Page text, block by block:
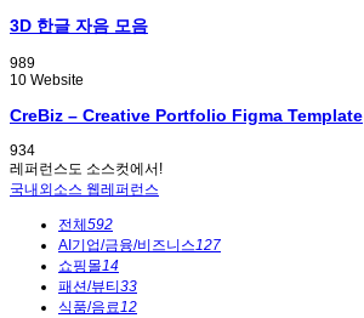
3D 한글 자음 모음
989
10 Website
CreBiz – Creative Portfolio Figma Template
934
레퍼런스도 소스컷에서!
국내외소스 웹레퍼런스
전체 592
AI기업/금융/비즈니스127
쇼핑몰14
패션/뷰티 33
식품/음료12